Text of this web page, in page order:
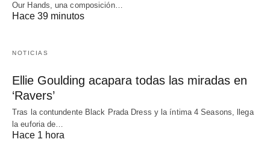
Our Hands, una composición…
Hace 39 minutos
NOTICIAS
Ellie Goulding acapara todas las miradas en
‘Ravers’
Tras la contundente Black Prada Dress y la íntima 4 Seasons, llega
la euforia de…
Hace 1 hora